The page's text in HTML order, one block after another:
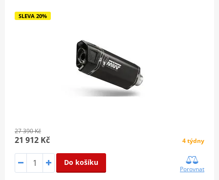
SLEVA 20%
27 390 Kč
21 912 Kč 4 týdny
Do košíku
Porovnat